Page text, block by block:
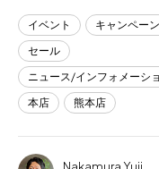
イベント
キャンペーン
セール
ニュース/インフォメーシ
本店
熊本店
Nakamura Yuji